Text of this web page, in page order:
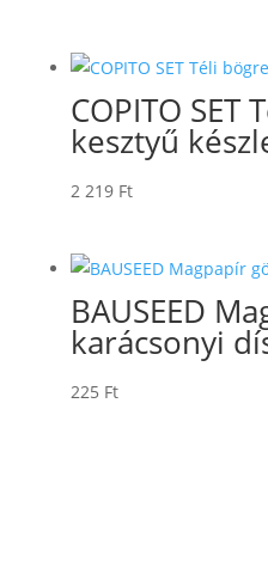
COPITO SET
kesztyű
2 219 Ft
BAUSEED
karácsonyi
225 Ft